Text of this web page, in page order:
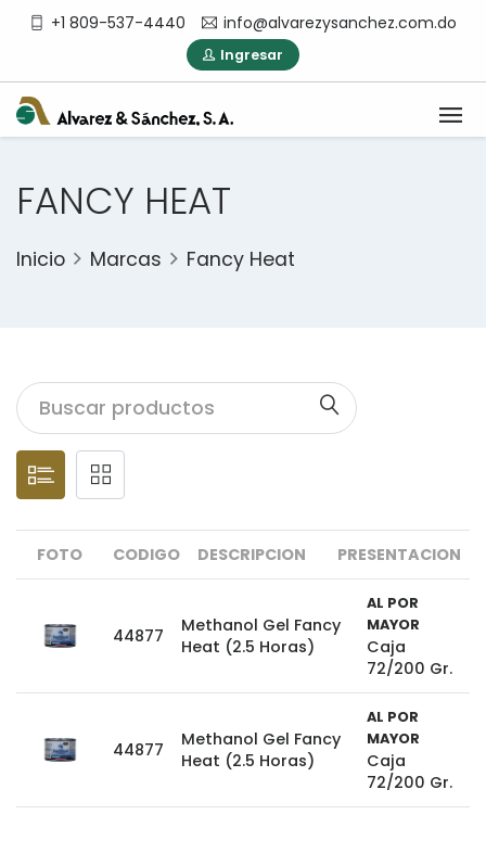
+1 809-537-4440 info@alvarezysanchez.com.do
Ingresar
FANCY HEAT
Inicio Marcas Fancy Heat
FOTO CODIGO DESCRIPCION PRESENTACION
44877
Methanol Gel Fancy
Heat (2.5 Horas)
AL POR
MAYOR
Caja
72/200 Gr.
44877
Methanol Gel Fancy
Heat (2.5 Horas)
AL POR
MAYOR
Caja
72/200 Gr.